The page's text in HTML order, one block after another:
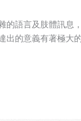
語言及肢體訊
的意義有著極